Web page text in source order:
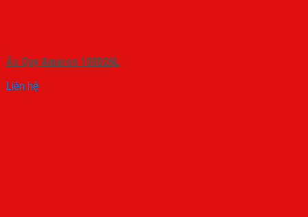
Ắc Quy Amaron 100D26L
Liên hệ